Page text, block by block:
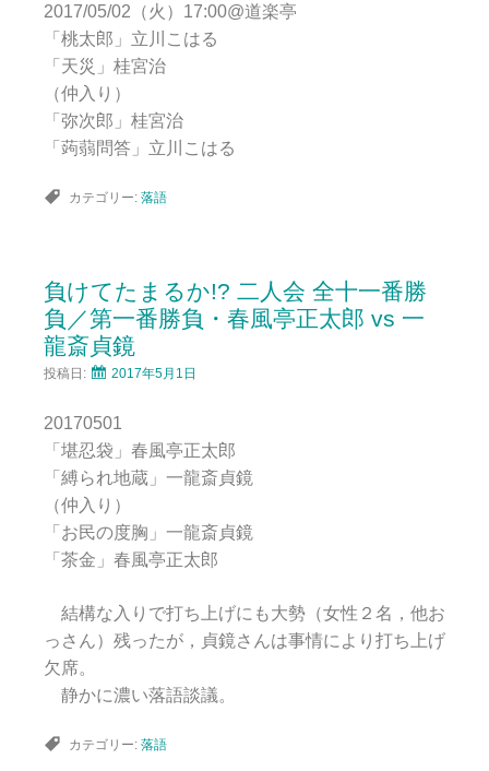
2017/05/02（火）17:00@道楽亭
「桃太郎」立川こはる
「天災」桂宮治
（仲入り）
「弥次郎」桂宮治
「蒟蒻問答」立川こはる
カテゴリー: 落語
負けてたまるか!? 二人会 全十一番勝
負／第一番勝負・春風亭正太郎 vs 一
龍斎貞鏡
投稿日: 2017年5月1日
20170501
「堪忍袋」春風亭正太郎
「縛られ地蔵」一龍斎貞鏡
（仲入り）
「お民の度胸」一龍斎貞鏡
「茶金」春風亭正太郎
結構な入りで打ち上げにも大勢（女性２名，他お
っさん）残ったが，貞鏡さんは事情により打ち上げ
欠席。
静かに濃い落語談議。
カテゴリー: 落語